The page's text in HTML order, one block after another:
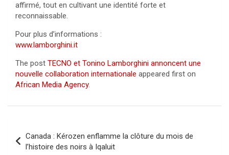
affirmé, tout en cultivant une identité forte et
reconnaissable.
Pour plus d’informations :
www.lamborghini.it
The post TECNO et Tonino Lamborghini annoncent une
nouvelle collaboration internationale appeared first on
African Media Agency.
de
Canada : Kérozen enflamme la clôture du mois de
l’histoire des noirs à Iqaluit